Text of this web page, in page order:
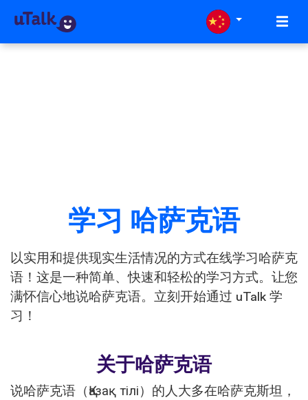
学习 哈萨克语
以实用和提供现实生活情况的方式在线学习哈萨克
语！这是一种简单、快速和轻松的学习方式。让您
满怀信心地说哈萨克语。立刻开始通过 uTalk 学
习！
关于哈萨克语
说哈萨克语（Қазақ тілі）的人大多在哈萨克斯坦，